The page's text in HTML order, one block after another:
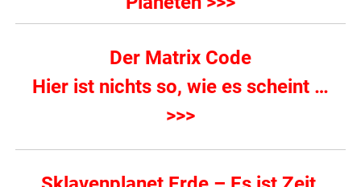
Der Matrix Code
Hier ist nichts so, wie es scheint …
>>>